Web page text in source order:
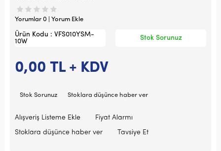
Yorumlar 0 | Yorum Ekle
Ürün Kodu : VFS010YSM-
10W
Stok Sorunuz
0,00 TL + KDV
Stok Sorunuz Stoklara düşünce haber ver
Alışveriş Listeme Ekle
Fiyat Alarmı
Stoklara düşünce haber ver
Tavsiye Et